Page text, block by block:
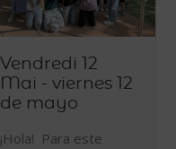
Vendredi 12
Mai - viernes 12
de mayo
¡Hola! Para este